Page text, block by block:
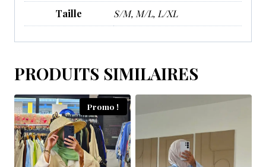
Taille S/M, M/L, L/XL
PRODUITS SIMILAIRES
Promo !